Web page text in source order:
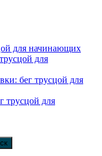
для начинающих
для
бег трусцой для
трусцой для